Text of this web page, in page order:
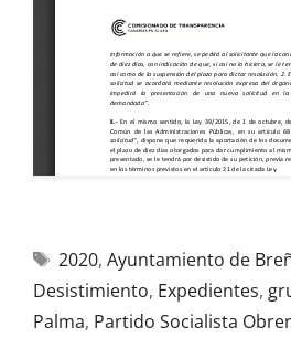
2020, Ayuntamiento de
Desistimiento, Expedientes,
Palma, Partido Socialista